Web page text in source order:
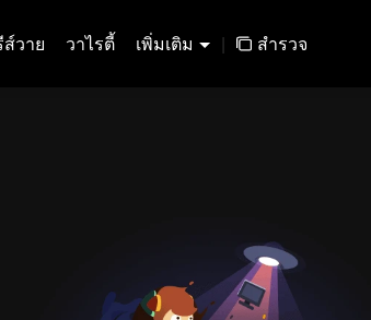
วาย วาไรตี้ เพิ่มเติม | สำรวจ